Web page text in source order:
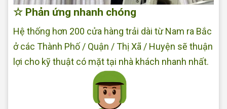
☆ Phản ứng nhanh chóng
Hệ thống hơn 200 cửa hàng trải dài từ Nam ra Bắc
ở các Thành Phố / Quận / Thị Xã / Huyện sẽ thuận
lợi cho kỹ thuật có mặt tại nhà khách nhanh nhất.